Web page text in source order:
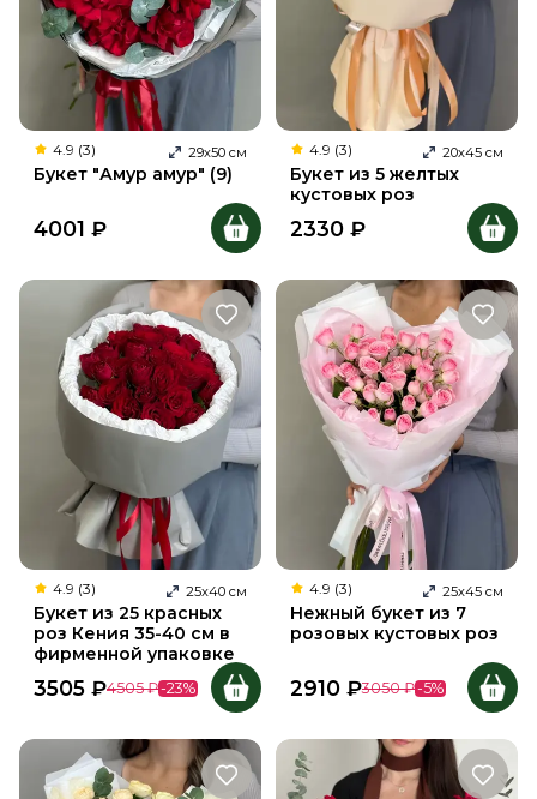
4.9 (3) 29х50 см
Букет "Амур амур" (9)
4001 ₽
4.9 (3) 20х45 см
Букет из 5 желтых
кустовых роз
2330 ₽
4.9 (3) 25х40 см
Букет из 25 красных
роз Кения 35-40 см в
фирменной упаковке
3505 ₽4505 ₽-23%
4.9 (3) 25х45 см
Нежный букет из 7
розовых кустовых роз
2910 ₽3050 ₽-5%